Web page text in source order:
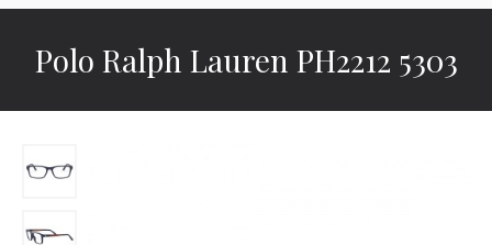
Polo Ralph Lauren PH2212 5303